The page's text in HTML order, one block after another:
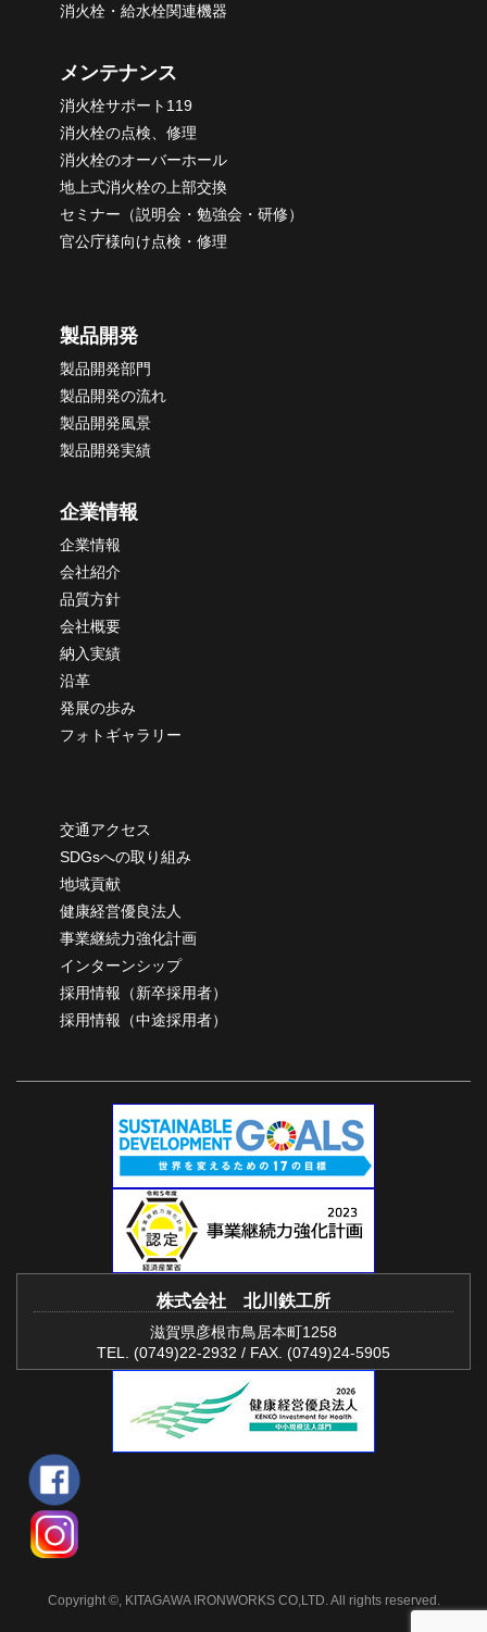
消火栓・給水栓関連機器
メンテナンス
消火栓サポート119
消火栓の点検、修理
消火栓のオーバーホール
地上式消火栓の上部交換
セミナー（説明会・勉強会・研修）
官公庁様向け点検・修理
製品開発
製品開発部門
製品開発の流れ
製品開発風景
製品開発実績
企業情報
企業情報
会社紹介
品質方針
会社概要
納 入実績
沿革
発展の歩み
フォトギャラリー
交通アクセス
SDGsへの取り組み
地域貢献
健康経営優良法人
事業継続力強化計画
インターンシップ
採用情報（新卒採用者）
採用情報（中途採用者）
株式会社 北川鉄工所
滋賀県彦根市鳥居本町1258
TEL. (0749)22-2932 / FAX. (0749)24-5905
Copyright ©, KITAGAWA IRONWORKS CO,LTD. All rights reserved.